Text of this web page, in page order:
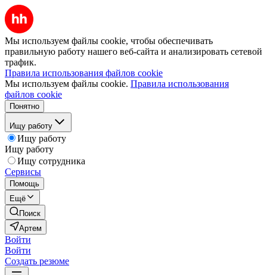
Мы используем файлы cookie, чтобы обеспечивать
правильную работу нашего веб-сайта и анализировать сетевой
трафик.
Правила использования файлов cookie
Мы используем файлы cookie. Правила использования
файлов cookie
Понятно
Ищу работу
Ищу работу
Ищу работу
Ищу сотрудника
Сервисы
Помощь
Ещё
Поиск
Артем
Войти
Войти
Создать резюме